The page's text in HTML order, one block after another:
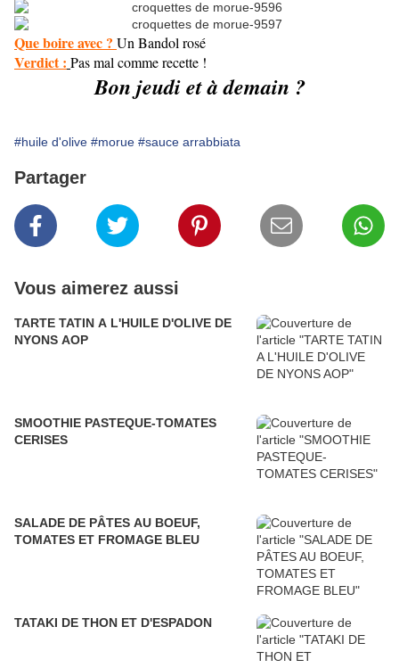
Que boire avec ? Un Bandol rosé
Verdict : Pas mal comme recette !
Bon jeudi et à demain ?
#huile d'olive #morue #sauce arrabbiata
Partager
Vous aimerez aussi
TARTE TATIN A L'HUILE D'OLIVE DE
NYONS AOP
SMOOTHIE PASTEQUE-TOMATES
CERISES
SALADE DE PÂTES AU BOEUF,
TOMATES ET FROMAGE BLEU
TATAKI DE THON ET D'ESPADON